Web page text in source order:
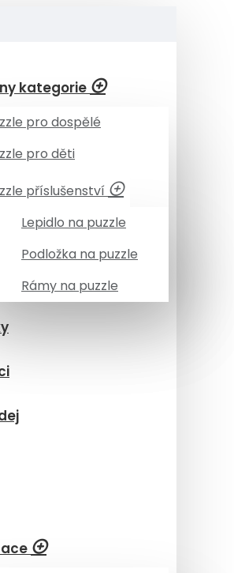
kategorie
pro dospělé
pro děti
příslušenství
Lepidlo na puzzle
Podložka na puzzle
Rámy na puzzle